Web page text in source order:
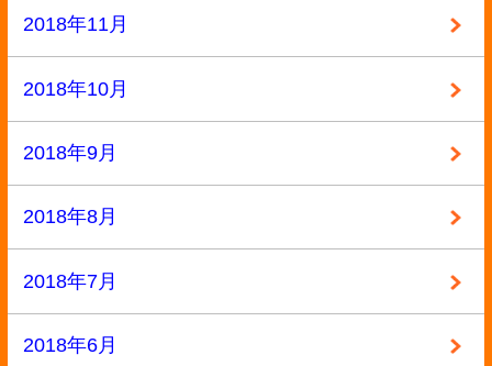
2017年12月
2017年11月
2017年10月
2017年8月
2017年5月